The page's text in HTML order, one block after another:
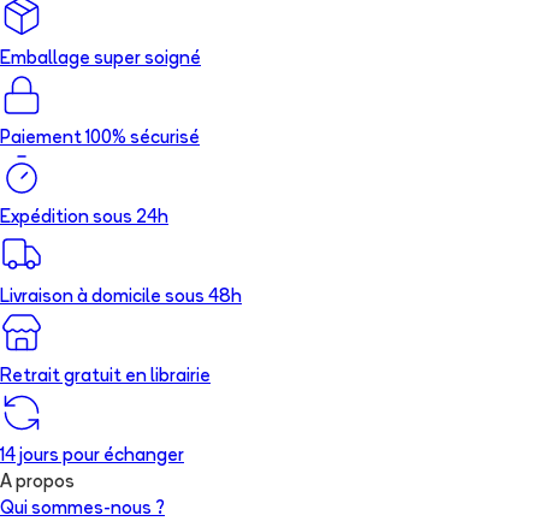
Emballage super soigné
Paiement 100% sécurisé
Expédition sous 24h
Livraison à domicile sous 48h
Retrait gratuit en librairie
14 jours pour échanger
A propos
Qui sommes-nous ?